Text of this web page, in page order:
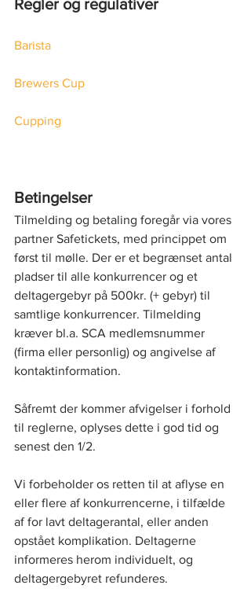
Regler og regulativer
Barista
Brewers Cup
Cupping
Betingelser
Tilmelding og betaling foregår via vores
partner Safetickets, med princippet om
først til mølle. Der er et begrænset antal
pladser til alle konkurrencer og et
deltagergebyr på 500kr. (+ gebyr) til
samtlige konkurrencer. Tilmelding
kræver bl.a. SCA medlemsnummer
(firma eller personlig) og angivelse af
kontaktinformation.
Såfremt der kommer afvigelser i forhold
til reglerne, oplyses dette i god tid og
senest den 1/2.
Vi forbeholder os retten til at aflyse en
eller flere af konkurrencerne, i tilfælde
af for lavt deltagerantal, eller anden
opstået komplikation. Deltagerne
informeres herom individuelt, og
deltagergebyret refunderes.